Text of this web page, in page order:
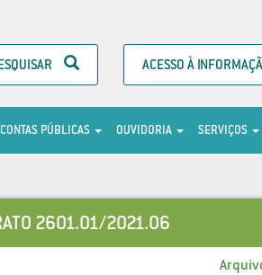
ACESSO À
PÚBLICAS OUVIDORIA SERVIÇOS
2601.01/2021.06